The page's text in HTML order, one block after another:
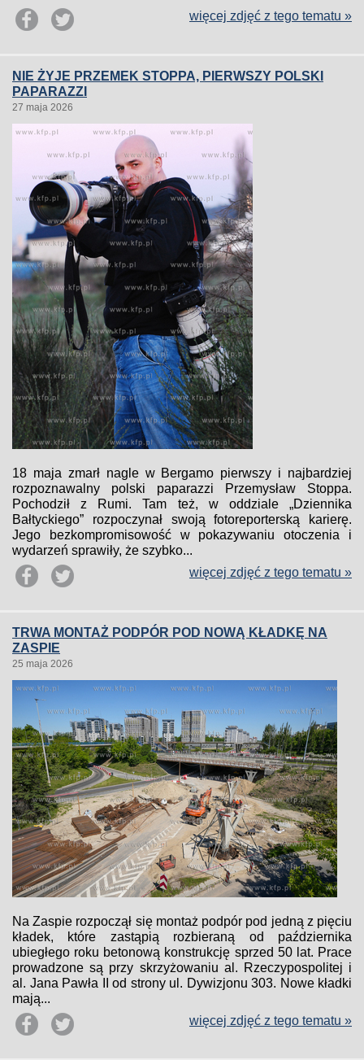
więcej zdjęć z tego tematu »
NIE ŻYJE PRZEMEK STOPPA, PIERWSZY POLSKI
PAPARAZZI
27 maja 2026
18 maja zmarł nagle w Bergamo pierwszy i najbardziej
rozpoznawalny polski paparazzi Przemysław Stoppa.
Pochodził z Rumi. Tam też, w oddziale „Dziennika
Bałtyckiego” rozpoczynał swoją fotoreporterską karierę.
Jego bezkompromisowość w pokazywaniu otoczenia i
wydarzeń sprawiły, że szybko...
więcej zdjęć z tego tematu »
TRWA MONTAŻ PODPÓR POD NOWĄ KŁADKĘ NA
ZASPIE
25 maja 2026
Na Zaspie rozpoczął się montaż podpór pod jedną z pięciu
kładek, które zastąpią rozbieraną od października
ubiegłego roku betonową konstrukcję sprzed 50 lat. Prace
prowadzone są przy skrzyżowaniu al. Rzeczypospolitej i
al. Jana Pawła II od strony ul. Dywizjonu 303. Nowe kładki
mają...
więcej zdjęć z tego tematu »